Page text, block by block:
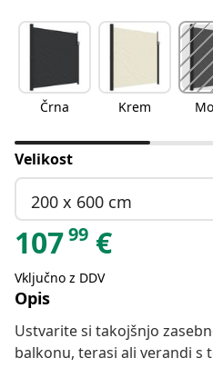
Črna Krem
Velikost
200 x 600 cm
10799 €
Vključno z DDV
Opis
Ustvarite si takojšnjo
balkonu, terasi ali verandi s